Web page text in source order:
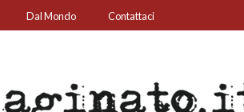
Dal Mondo Contattaci